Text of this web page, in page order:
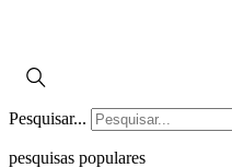
Pesquisar...
pesquisas populares